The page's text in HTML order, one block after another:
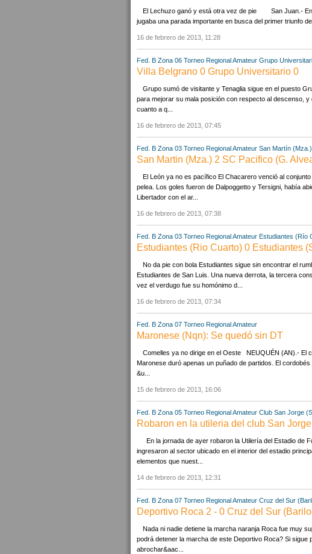
El Lechuzo ganó y está otra vez de pie San Juan.- En
jugaba una parada importante en busca del primer triunfo
16 de febrero de 2013, 11:28
Fed. B Zona 06 Torneo Regional Amateur Grupo
Villa Belgrano 0 Grupo Universitario 0
Grupo sumó de visitante y Tenaglia sigue en el puesto
para mejorar su mala posición con respecto al descenso,
cuanto a q...
16 de febrero de 2013, 07:45
Fed. B Zona 03 Torneo Regional Amateur San Martín (Mza.)
San Martin (Mza.) 2 SC Pacifico (G.
El León ya no es pacífico El Chacarero venció al
pelea. Los goles fueron de Dalpoggetto y Tersigni, había
Libertador con el ar...
16 de febrero de 2013, 07:38
Fed. B Zona 03 Torneo Regional Amateur Estudiantes (Río
Estudiantes (Rio Cuarto) 0 Estudiantes
No da pie con bola Estudiantes sigue sin encontrar el
Estudiantes de San Luis. Una nueva derrota, la tercera
vez el verdugo fue su homónimo d...
16 de febrero de 2013, 07:34
Fed. B Zona 07 Torneo Regional Amateur
Maronese (Nqn): Se quedó sin DT
Comelles ya no dirige en el Oeste NEUQUÉN (AN).- El
Maronese duró apenas un puñado de partidos. El
&u...
15 de febrero de 2013, 16:06
Fed. B Zona 05 Torneo Regional Amateur Club San Jorge
Robaron en la utileria del club San Jorge
En la jornada de ayer robaron la Utilería del Estadio de
ingresaron al sector ubicado en el interior del estadio
elementos que nuest...
14 de febrero de 2013, 12:31
Fed. B Zona 07 Torneo Regional Amateur Cruz del Sur
Deportivo Roca 2 - 0 Cruz del Sur
Nada ni nadie detiene la marcha naranja Roca fue muy
podrá detener la marcha de este Deportivo Roca? Si
abrochar&aac...